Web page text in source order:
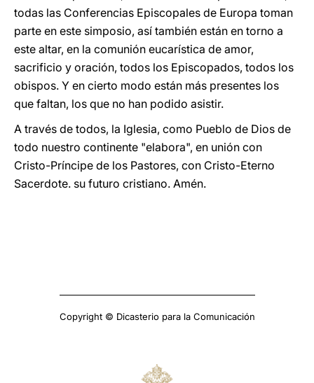
todas las Conferencias Episcopales de Europa toman
parte en este simposio, así también están en torno a
este altar, en la comunión eucarística de amor,
sacrificio y oración, todos los Episcopados, todos los
obispos. Y en cierto modo están más presentes los
que faltan, los que no han podido asistir.
A través de todos, la Iglesia, como Pueblo de Dios de
todo nuestro continente "elabora", en unión con
Cristo-Príncipe de los Pastores, con Cristo-Eterno
Sacerdote. su futuro cristiano. Amén.
Copyright © Dicasterio para la Comunicación